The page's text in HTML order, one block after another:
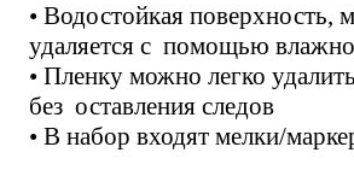
• Водостойкая поверхность,
удаляется с помощью
• Пленку можно легко
без оставления следов
• В набор входят мелки/